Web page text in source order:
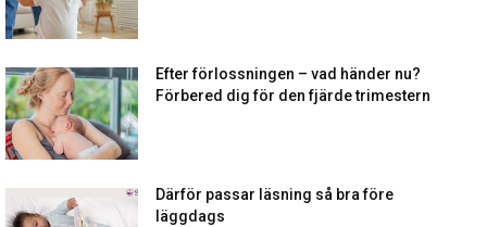
Efter förlossningen – vad händer nu?
Förbered dig för den fjärde trimestern
Därför passar läsning så bra före
läggdags